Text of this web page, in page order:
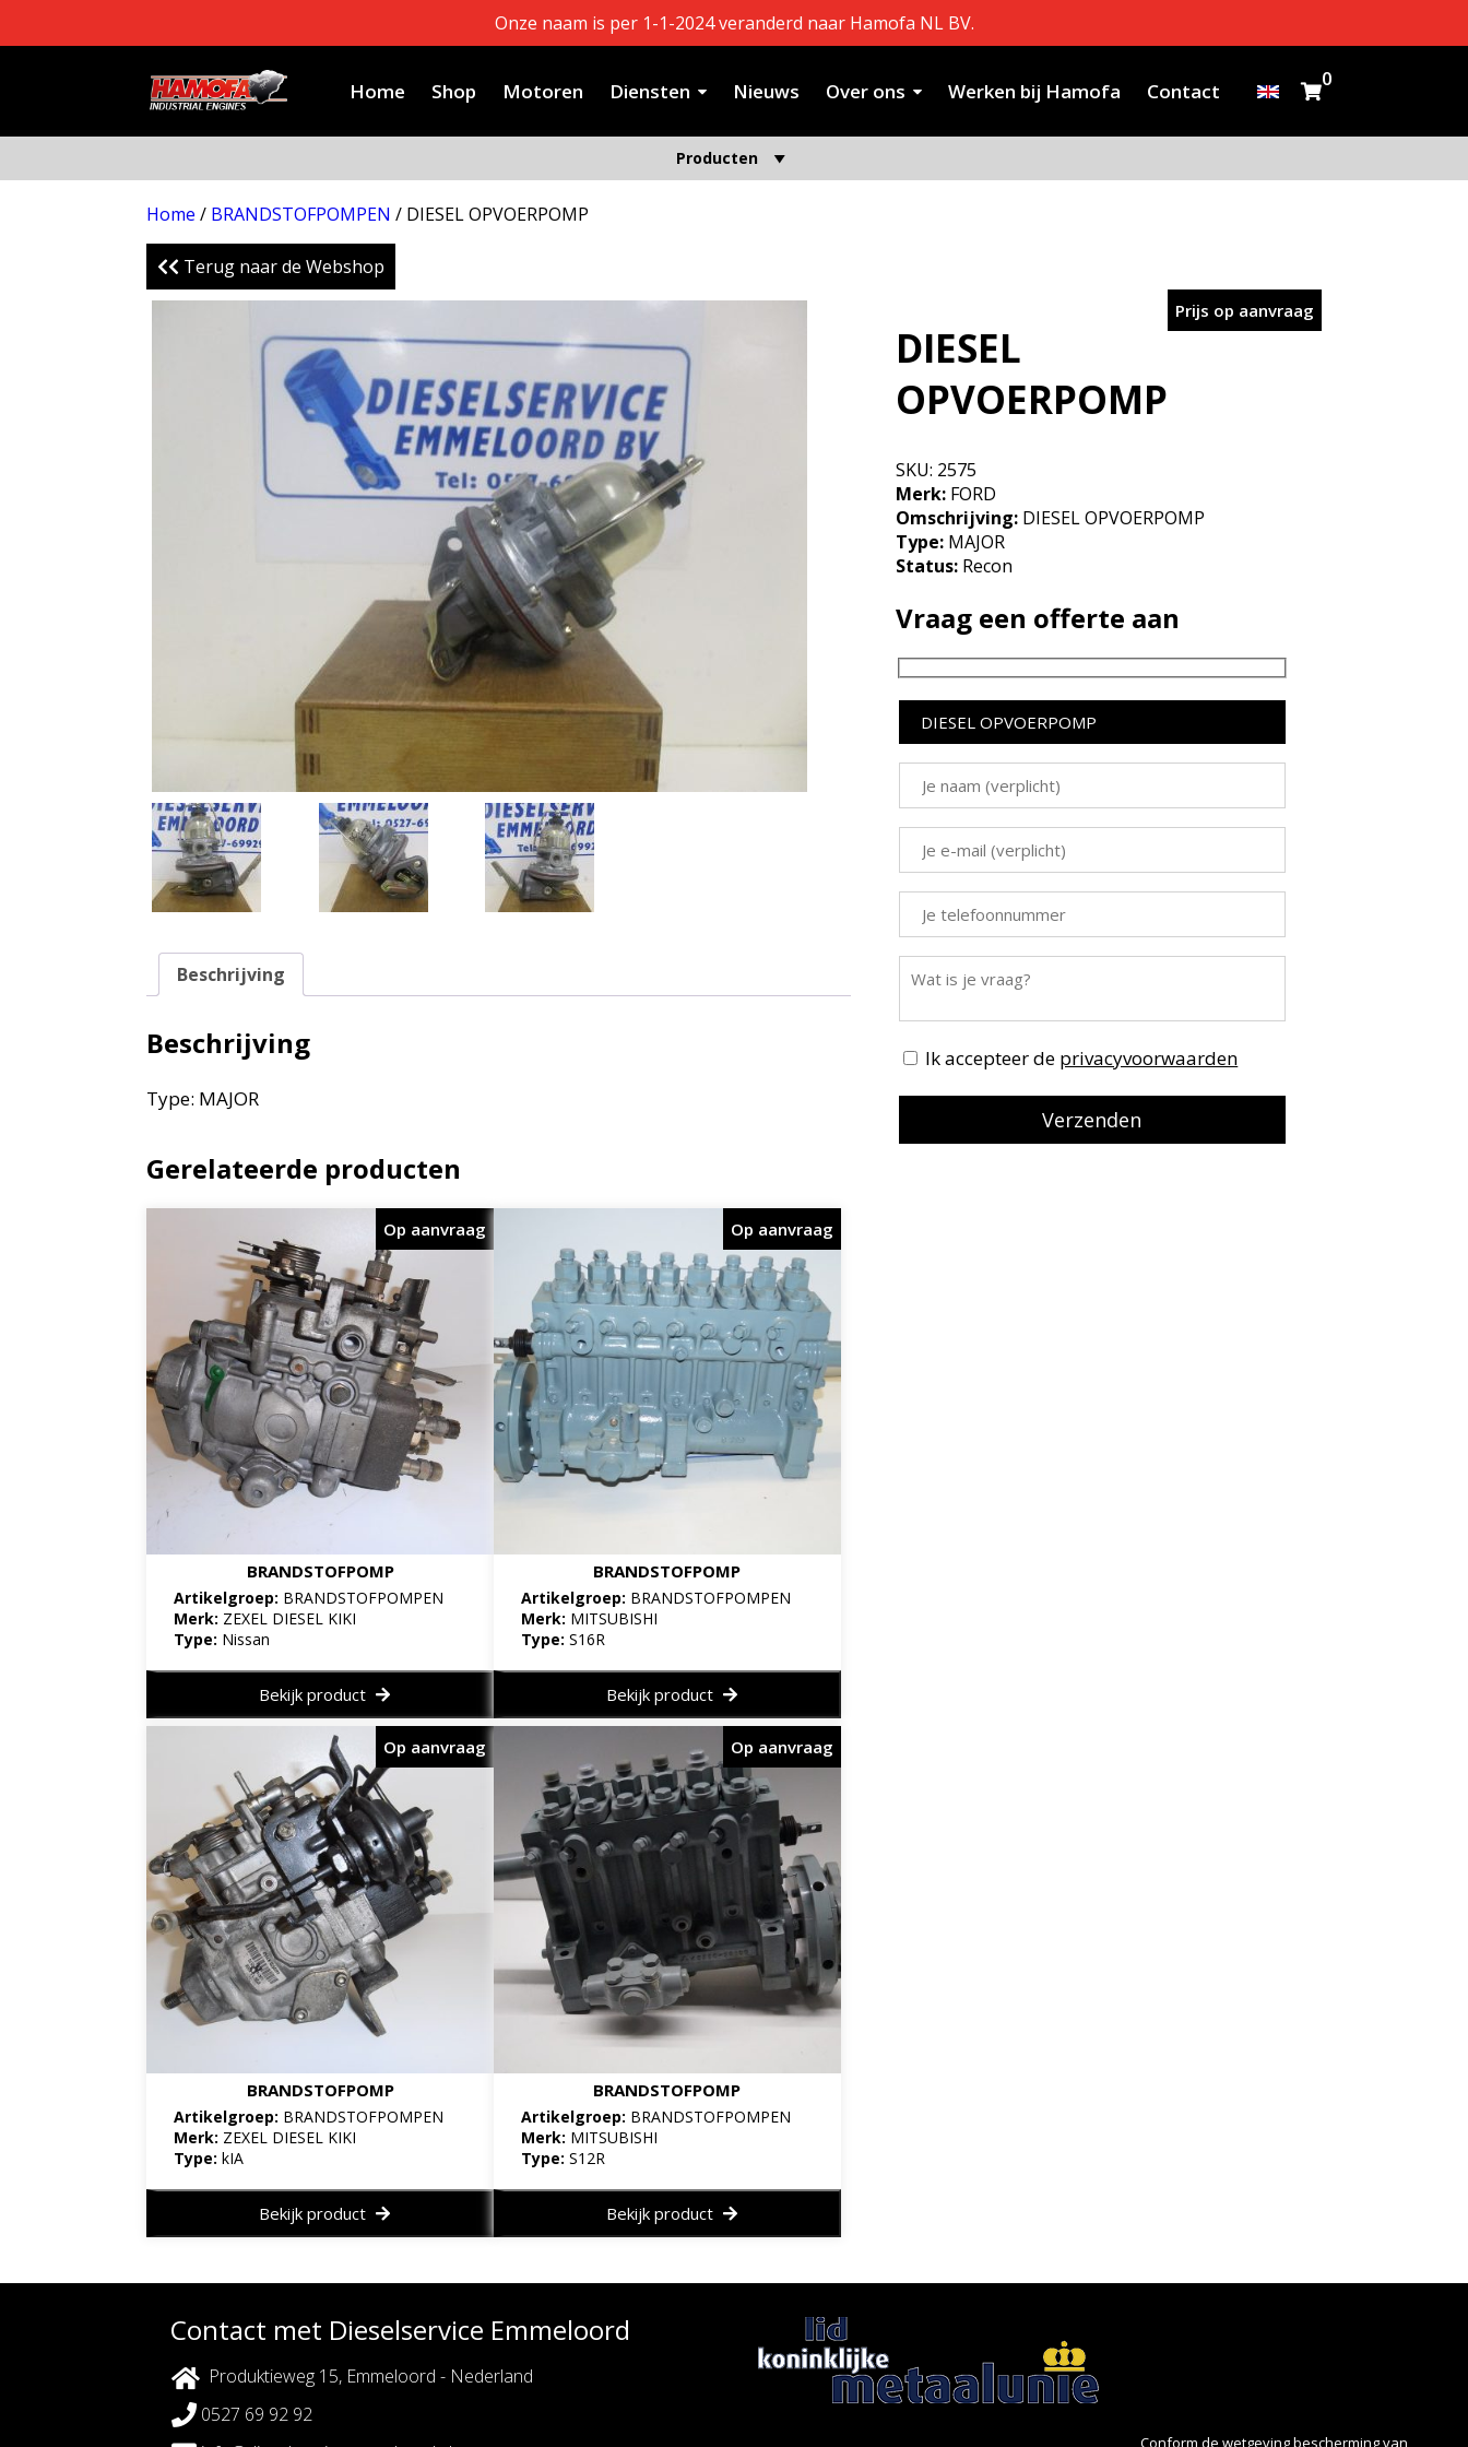
Onze naam is per 1-1-2024 veranderd naar Hamofa NL BV.
Conform de wetgeving bescherming van
Home Shop Motoren Diensten Nieuws Over ons Werken bij Hamofa Contact
0
Producten
Home / BRANDSTOFPOMPEN / DIESEL OPVOERPOMP
Terug naar de Webshop
Beschrijving
Beschrijving
Type: MAJOR
Gerelateerde producten
BRANDSTOFPOMP
Artikelgroep: BRANDSTOFPOMPEN
Merk: ZEXEL DIESEL KIKI
Type: Nissan
Op aanvraag
Bekijk product
BRANDSTOFPOMP
Artikelgroep: BRANDSTOFPOMPEN
Merk: MITSUBISHI
Type: S16R
Op aanvraag
Bekijk product
BRANDSTOFPOMP
Artikelgroep: BRANDSTOFPOMPEN
Merk: ZEXEL DIESEL KIKI
Type: kIA
Op aanvraag
Bekijk product
BRANDSTOFPOMP
Artikelgroep: BRANDSTOFPOMPEN
Merk: MITSUBISHI
Type: S12R
Op aanvraag
Bekijk product
DIESEL
OPVOERPOMP
Prijs op aanvraag
SKU: 2575
Merk: FORD
Omschrijving: DIESEL OPVOERPOMP
Type: MAJOR
Status: Recon
Vraag een offerte aan
Ik accepteer de privacyvoorwaarden
Contact met Dieselservice Emmeloord
Produktieweg 15, Emmeloord - Nederland
0527 69 92 92